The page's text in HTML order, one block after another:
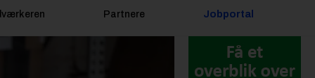
Partnere Jobportal